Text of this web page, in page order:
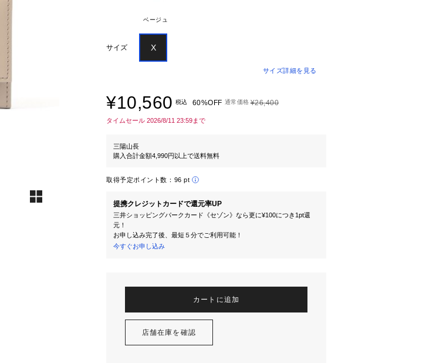
ベージュ
サイズ X
サイズ詳細を見る
¥10,560 税込 60%OFF 通常価格 ¥26,400
タイムセール 2026/8/11 23:59まで
三陽山長
購入合計金額4,990円以上で送料無料
取得予定ポイント数： 96 pt
提携クレジットカードで還元率UP
三井ショッピングパークカード《セゾン》なら更に¥100につき1pt還
元！
お申し込み完了後、最短５分でご利用可能！
今すぐお申し込み
カートに追加
店舗在庫を確認